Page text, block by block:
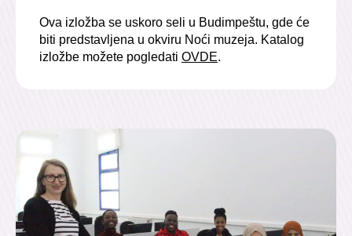
Ova izložba se uskoro seli u Budimpeštu, gde će
biti predstavljena u okviru Noći muzeja. Katalog
izložbe možete pogledati OVDE.